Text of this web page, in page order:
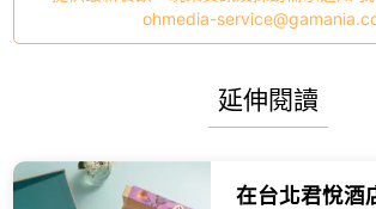
ohmedia-
延伸閱讀
在台北君悅酒